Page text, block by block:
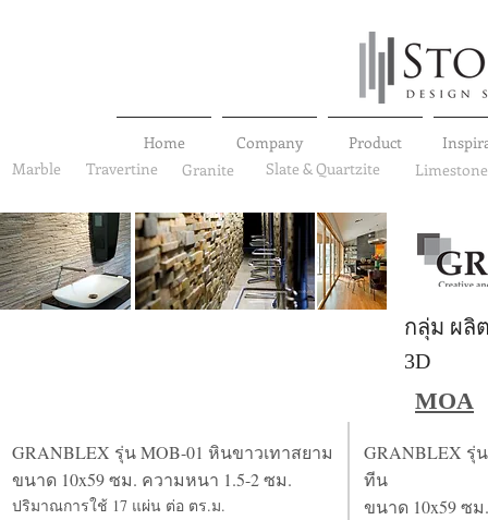
Home Company Product
Travertine
Granite Slate & Quartzite
Marble
กลุ่ม ผ
3D
MOA
GRANBLEX รุ่น MOB-01 หินขาวเทาสยาม
ขนาด 10x59 ซม. ความหนา 1.5-2 ซม.
ปริมาณการใช้ 17 แผ่น ต่อ ตร.ม.
GRANBLEX รุ่
ทีน
ขนาด 10x59 ซ